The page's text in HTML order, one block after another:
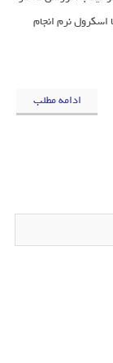
اسکرول نرم انجام
ادامه مطلب